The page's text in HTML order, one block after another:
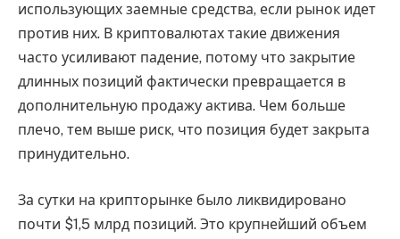
использующих заемные средства, если рынок идет
против них. В криптовалютах такие движения
часто усиливают падение, потому что закрытие
длинных позиций фактически превращается в
дополнительную продажу актива. Чем больше
плечо, тем выше риск, что позиция будет закрыта
принудительно.
За сутки на крипторынке было ликвидировано
почти $1,5 млрд позиций. Это крупнейший объем